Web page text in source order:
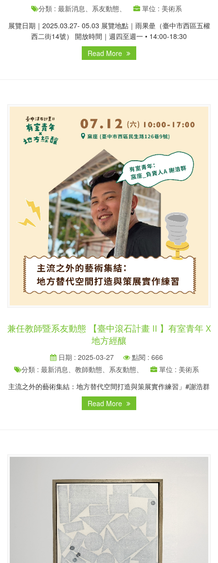
分類 : 最新消息、系友動態、
單位 : 美術系
展覽日期｜2025.03.27- 05.03 展覽地點｜雨果曐（臺中市西區五權
西二街14號） 開放時間｜週四至週一 • 14:00-18:30
Read More
兼任教師暨系友動態 【臺中滾石計畫 II 】有室青年 X
地方經釀
日期 : 2025-03-27
點閱 : 666
分類 : 最新消息、教師動態、系友動態、
單位 : 美術系
主流之外的藝術集結：地方替代空間打造與策展實作練習」#謝浩群
Read More